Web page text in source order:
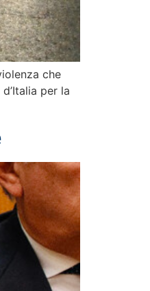
che
per la